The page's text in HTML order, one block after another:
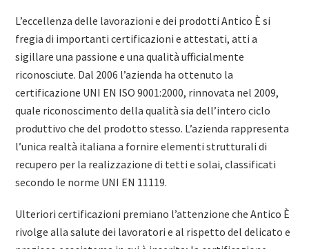
L’eccellenza delle lavorazioni e dei prodotti Antico È si
fregia di importanti certificazioni e attestati, atti a
sigillare una passione e una qualità ufficialmente
riconosciute. Dal 2006 l’azienda ha ottenuto la
certificazione UNI EN ISO 9001:2000, rinnovata nel 2009,
quale riconoscimento della qualità sia dell’intero ciclo
produttivo che del prodotto stesso. L’azienda rappresenta
l’unica realtà italiana a fornire elementi strutturali di
recupero per la realizzazione di tetti e solai, classificati
secondo le norme UNI EN 11119.
Ulteriori certificazioni premiano l’attenzione che Antico È
rivolge alla salute dei lavoratori e al rispetto del delicato e